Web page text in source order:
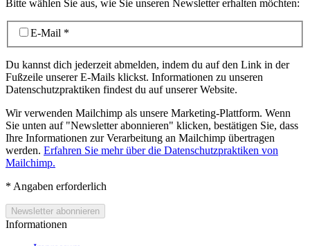
Bitte wählen Sie aus, wie Sie unseren Newsletter erhalten möchten:
E-Mail *
Du kannst dich jederzeit abmelden, indem du auf den Link in der
Fußzeile unserer E-Mails klickst. Informationen zu unseren
Datenschutzpraktiken findest du auf unserer Website.
Wir verwenden Mailchimp als unsere Marketing-Plattform. Wenn
Sie unten auf "Newsletter abonnieren" klicken, bestätigen Sie, dass
Ihre Informationen zur Verarbeitung an Mailchimp übertragen
werden. Erfahren Sie mehr über die Datenschutzpraktiken von
Mailchimp.
* Angaben erforderlich
Informationen